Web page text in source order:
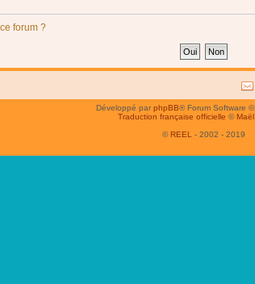
forum ?
Développé parphpBB® Forum Software
Traduction française officielle ©
© REEL - 2002 - 2019